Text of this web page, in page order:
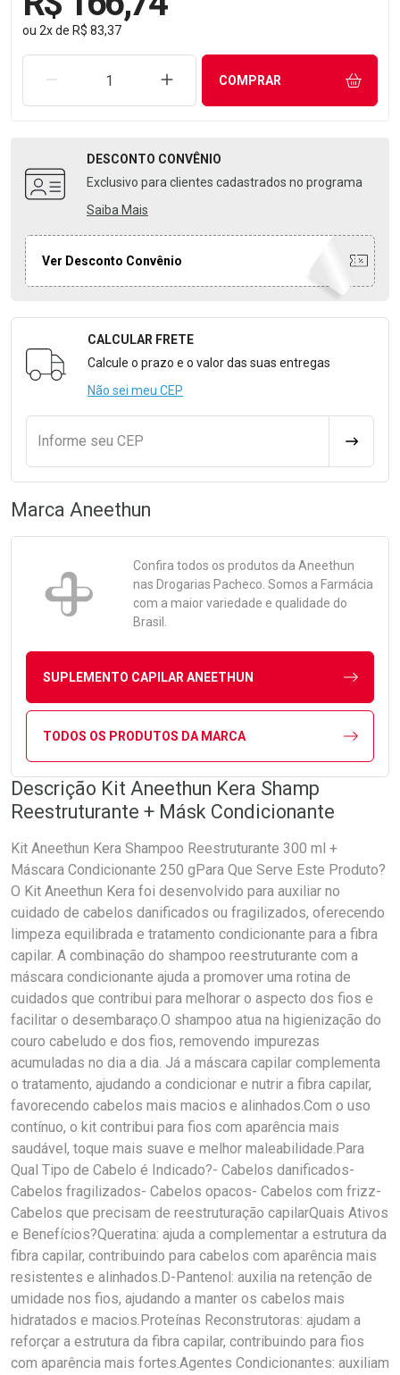
ou 2xde R$ 83,37
REMOVER UMA UNIDADEAUMENTAR UMA UNIDADE
COMPRAR
DESCONTO CONVÊNIO
Exclusivo para clientes cadastrados no programa
Saiba Mais
Ver Desconto Convênio
Formulário para Calcular o Frete
CALCULAR FRETE
Calcule o prazo e o valor das suas entregas
Não sei meu CEP
Informe seu CEP
Marca Aneethun
Confira todos os produtos da Aneethun
nas Drogarias Pacheco. Somos a Farmácia
com a maior variedade e qualidade do
Brasil.
SUPLEMENTO CAPILAR ANEETHUN
TODOS OS PRODUTOS DA MARCA
Descrição Kit Aneethun Kera Shamp
Reestruturante + Másk Condicionante
Kit Aneethun Kera Shampoo Reestruturante 300 ml +
Máscara Condicionante 250 gPara Que Serve Este Produto?
O Kit Aneethun Kera foi desenvolvido para auxiliar no
cuidado de cabelos danificados ou fragilizados, oferecendo
limpeza equilibrada e tratamento condicionante para a fibra
capilar. A combinação do shampoo reestruturante com a
máscara condicionante ajuda a promover uma rotina de
cuidados que contribui para melhorar o aspecto dos fios e
facilitar o desembaraço.O shampoo atua na higienização do
couro cabeludo e dos fios, removendo impurezas
acumuladas no dia a dia. Já a máscara capilar complementa
o tratamento, ajudando a condicionar e nutrir a fibra capilar,
favorecendo cabelos mais macios e alinhados.Com o uso
contínuo, o kit contribui para fios com aparência mais
saudável, toque mais suave e melhor maleabilidade.Para
Qual Tipo de Cabelo é Indicado?- Cabelos danificados-
Cabelos fragilizados- Cabelos opacos- Cabelos com frizz-
Cabelos que precisam de reestruturação capilarQuais Ativos
e Benefícios?Queratina: ajuda a complementar a estrutura da
fibra capilar, contribuindo para cabelos com aparência mais
resistentes e alinhados.D-Pantenol: auxilia na retenção de
umidade nos fios, ajudando a manter os cabelos mais
hidratados e macios.Proteínas Reconstrutoras: ajudam a
reforçar a estrutura da fibra capilar, contribuindo para fios
com aparência mais fortes.Agentes Condicionantes: auxiliam